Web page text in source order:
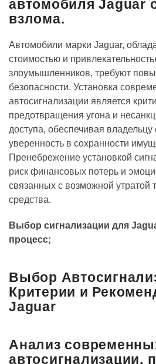
автомобиля Jaguar
взлома.
Автомобили марки Jaguar,
стоимостью и
злоумышленников, требуют
безопасности. Установка
автосигнализации является
предотвращения угона и
доступа, обеспечивая владельцу
уверенность в сохранности
Пренебрежение установкой
риск финансовых потерь и
связанных с возможной утратой
средства.
Выбор сигнализации для
процесс;
Выбор
Критерии и
Jaguar
Анализ
автосигнализации,